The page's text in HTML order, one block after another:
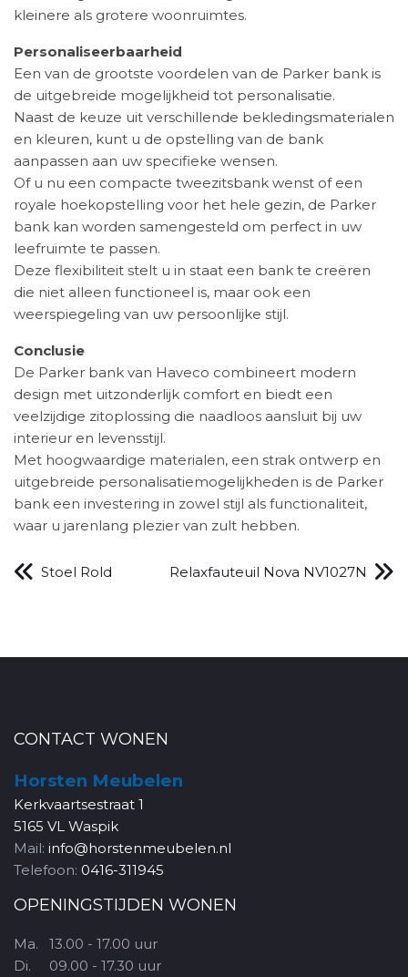
kleinere als grotere woonruimtes.
Personaliseerbaarheid
Een van de grootste voordelen van de Parker bank is
de uitgebreide mogelijkheid tot personalisatie.
Naast de keuze uit verschillende bekledingsmaterialen
en kleuren, kunt u de opstelling van de bank
aanpassen aan uw specifieke wensen.
Of u nu een compacte tweezitsbank wenst of een
royale hoekopstelling voor het hele gezin, de Parker
bank kan worden samengesteld om perfect in uw
leefruimte te passen.
Deze flexibiliteit stelt u in staat een bank te creëren
die niet alleen functioneel is, maar ook een
weerspiegeling van uw persoonlijke stijl.
Conclusie
De Parker bank van Haveco combineert modern
design met uitzonderlijk comfort en biedt een
veelzijdige zitoplossing die naadloos aansluit bij uw
interieur en levensstijl.
Met hoogwaardige materialen, een strak ontwerp en
uitgebreide personalisatiemogelijkheden is de Parker
bank een investering in zowel stijl als functionaliteit,
waar u jarenlang plezier van zult hebben.
Stoel Rold Relaxfauteuil Nova NV1027N
CONTACT WONEN
Horsten Meubelen
Kerkvaartsestraat 1
5165 VL Waspik
Mail: info@horstenmeubelen.nl
Telefoon: 0416-311945
OPENINGSTIJDEN WONEN
Ma.
Di.
13.00 - 17.00 uur
09.00 - 17.30 uur